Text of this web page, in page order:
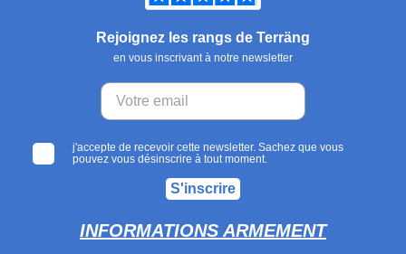
Rejoignez les rangs de Terräng
en vous inscrivant à notre newsletter
j'accepte de recevoir cette newsletter. Sachez que vous
pouvez vous désinscrire à tout moment.
S'inscrire
INFORMATIONS ARMEMENT